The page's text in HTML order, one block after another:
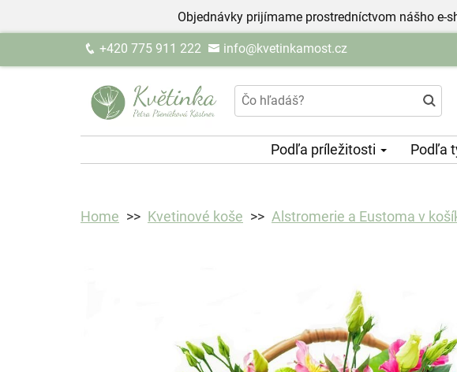
Objednávky prijímame prostredníctvom nášho e-
+420 775 911 222 info@kvetinkamost.cz
Podľa príležitosti Podľa
Home Kvetinové koše Alstromerie a Eustoma v